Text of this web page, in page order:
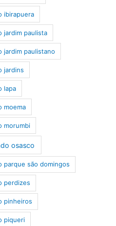
ibirapuera
jardim paulista
jardim paulistano
jardins
lapa
moema
morumbi
osasco
parque são domingos
perdizes
pinheiros
piqueri